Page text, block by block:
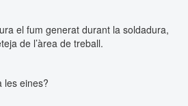
el fum generat durant la soldadura,
de l’àrea de treball.
les eines?